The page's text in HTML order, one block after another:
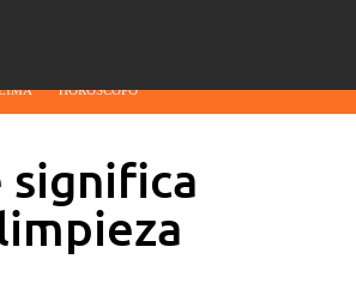
HORÓSCOPO
significa